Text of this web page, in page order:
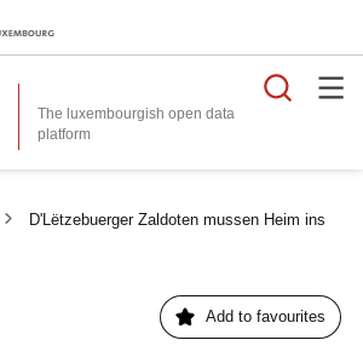
The luxembourgish open data
platform
D'Lëtzebuerger Zaldoten mussen Heim ins
Add to favourites